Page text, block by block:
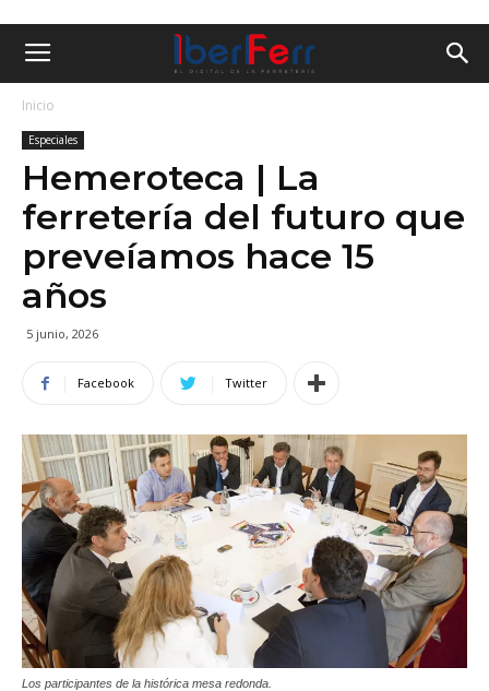
Inicio
Especiales
Hemeroteca | La
ferretería del futuro que
preveíamos hace 15
años
5 junio, 2026
Facebook Twitter
Los participantes de la histórica mesa redonda.